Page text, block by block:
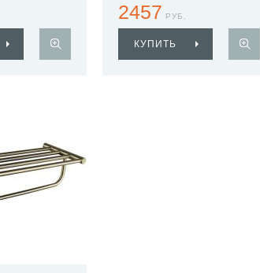
2457 РУБ.
КУПИТЬ